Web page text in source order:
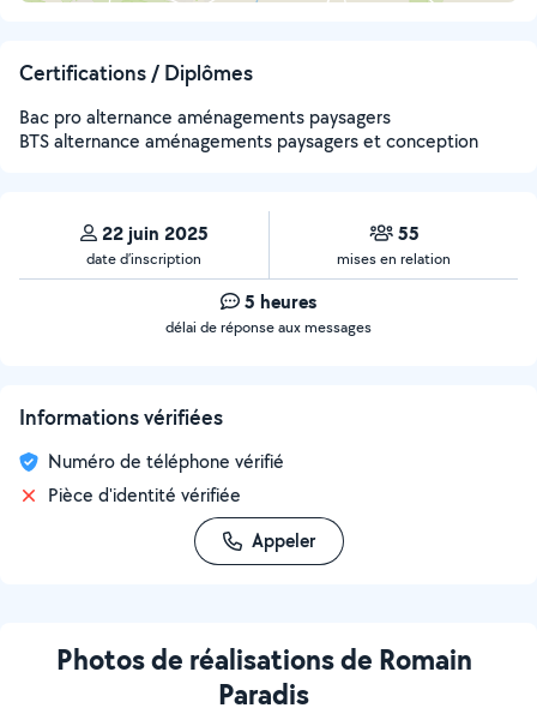
Certifications / Diplômes
Bac pro alternance aménagements paysagers
BTS alternance aménagements paysagers et conception
22 juin 2025
date d’inscription
55
mises en relation
5 heures
délai de réponse aux messages
Informations vérifiées
Numéro de téléphone vérifié
Pièce d'identité vérifiée
Appeler
Photos de réalisations de Romain
Paradis